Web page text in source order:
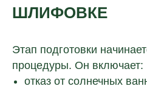
ШЛИФОВКЕ
Этап подготовки
процедуры. Он включает:
отказ от солнечных